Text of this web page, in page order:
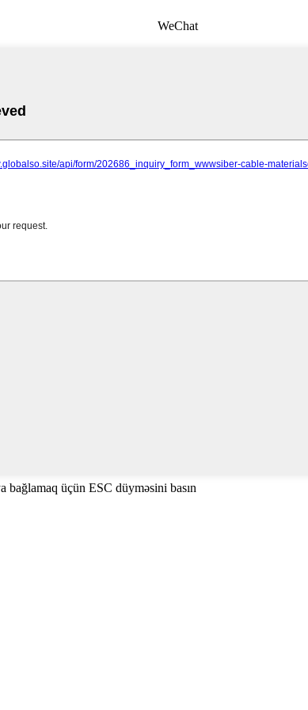
WeChat
üçün ESC düyməsini basın